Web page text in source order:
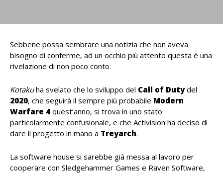
Sebbene possa sembrare una notizia che non aveva
bisogno di conferme, ad un occhio più attento questa è una
rivelazione di non poco conto.
Kotakuha svelato che lo sviluppo del Call of Dutydel
2020, che seguirà il sempre più probabile Modern
Warfare 4 quest’anno, si trova in uno stato
particolarmente confusionale, e che Activision ha deciso di
dare il progetto in mano a Treyarch.
La software house si sarebbe già messa al lavoro per
cooperare con Sledgehammer Games e Raven Software,